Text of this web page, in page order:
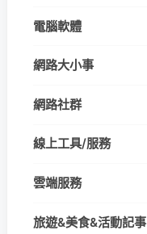
電腦軟體
網路大小事
網路社群
線上工具/服務
雲端服務
旅遊&美食&活動記事